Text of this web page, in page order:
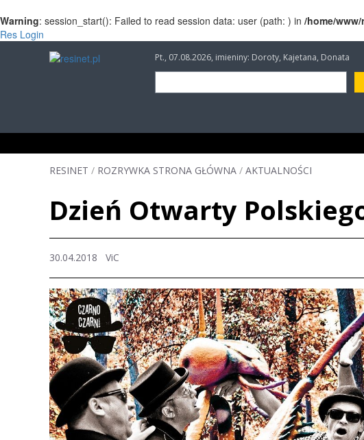
Warning: session_start(): Failed to read session data: user (path: ) in /home/
Res Login
Pt., 07.08.2026, imieniny: Doroty, Kajetana, Donata
INFORMACJE INWESTYCJE IMPREZY
RESINET / ROZRYWKA STRONA GŁÓWNA / AKTUALNOŚCI
Dzień Otwarty
30.04.2018 ViC